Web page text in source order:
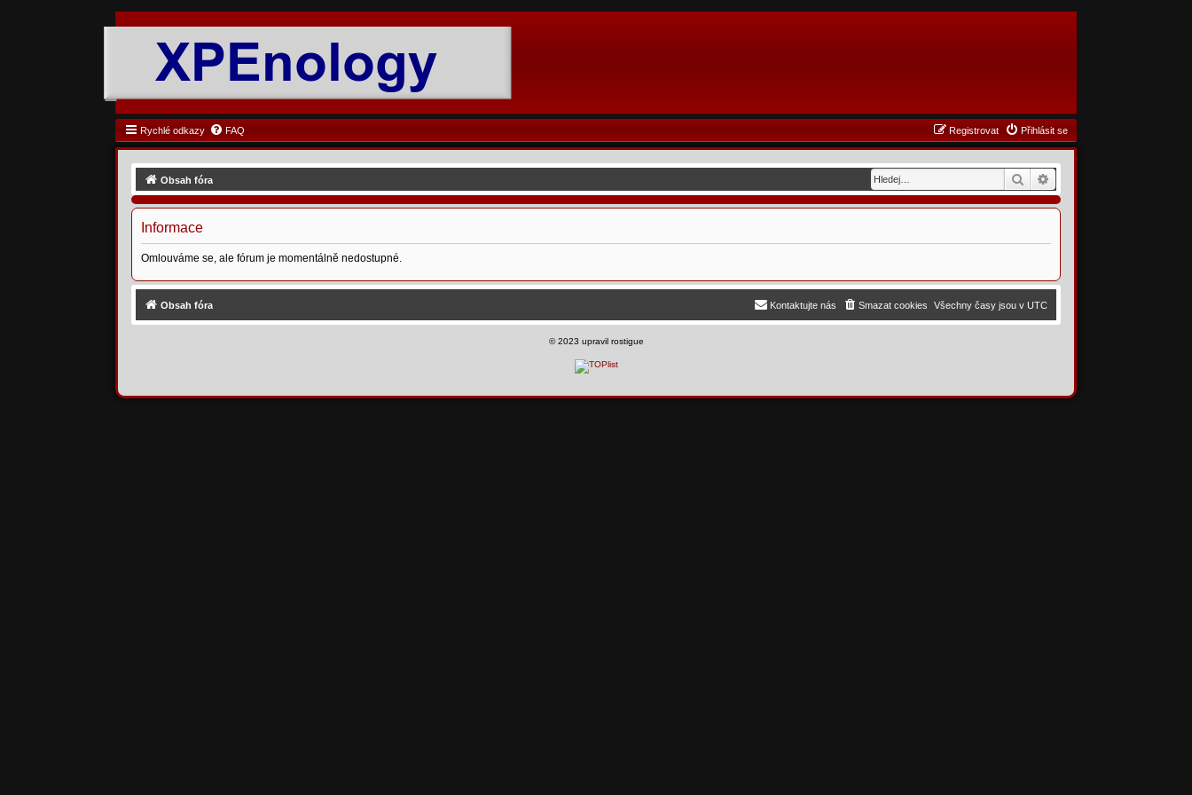
Rychlé odkazy FAQ Přihlásit se
Registrovat
Hledat
Obsah fóra
Informace
Omlouváme se, ale fórum je momentálně nedostupné.
Obsah fóra Všechny časy jsou vUTC
Smazat cookies
Kontaktujte nás
©2023 upravil rostigue